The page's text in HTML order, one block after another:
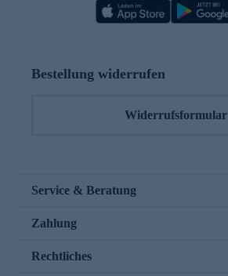
Bestellung widerrufen
Widerrufsformular
Service & Beratung
Zahlung
Rechtliches